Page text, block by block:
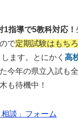
指導で5教科対応！
で定期試験はもち
します。とにかく 高
た今年の県立入試も
も待機中！
相談」フォーム